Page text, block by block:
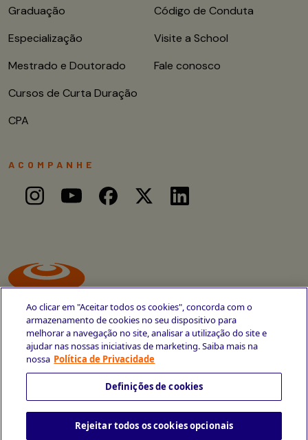
Avenida Cais do Apolo, 77
+55 81 3419-6700
Graduação
Especialização
Mestrado e Doutorado
Cursos de Curta Duração
CPA
Código de Conduta
Visite a School
Fale conosco
ACOMPANHE
Ao clicar em "Aceitar todos os cookies", concorda com o
armazenamento de cookies no seu dispositivo para
melhorar a navegação no site, analisar a utilização do site e
ajudar nas nossas iniciativas de marketing. Saiba mais na
nossa Política de Privacidade
Definições de cookies
Rejeitar todos os cookies opcionais